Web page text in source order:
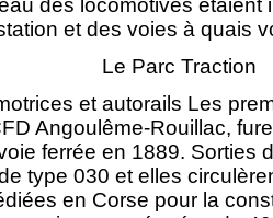
eau des locomotives
et des voies à quais
Le Parc Traction
et autorails Les
Angoulême-Rouillac,
ferrée en 1889. Sorties
type 030 et elles
en Corse pour la